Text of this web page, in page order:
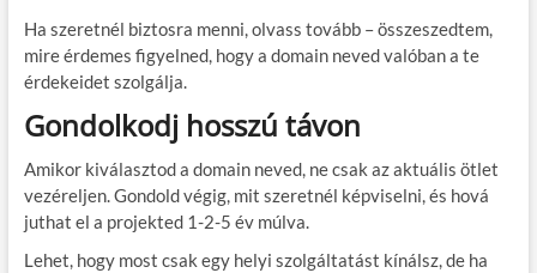
Ha szeretnél biztosra menni, olvass tovább – összeszedtem,
mire érdemes figyelned, hogy a domain neved valóban a te
érdekeidet szolgálja.
Gondolkodj hosszú távon
Amikor kiválasztod a domain neved, ne csak az aktuális ötlet
vezéreljen. Gondold végig, mit szeretnél képviselni, és hová
juthat el a projekted 1-2-5 év múlva.
Lehet, hogy most csak egy helyi szolgáltatást kínálsz, de ha